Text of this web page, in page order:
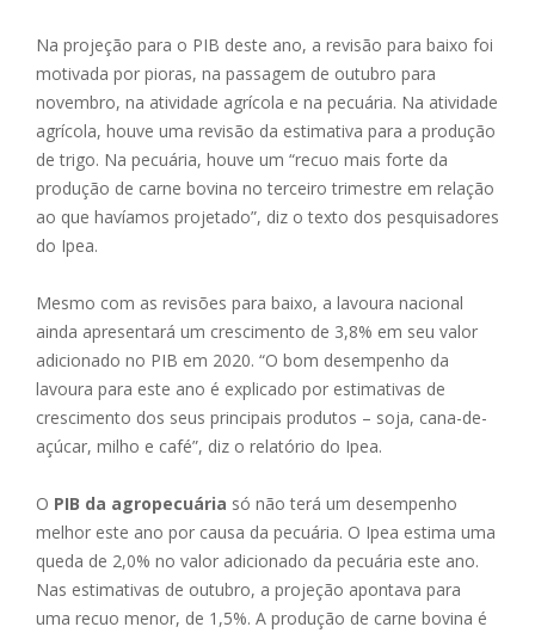
Na projeção para o PIB deste ano, a revisão para baixo foi
motivada por pioras, na passagem de outubro para
novembro, na atividade agrícola e na pecuária. Na atividade
agrícola, houve uma revisão da estimativa para a produção
de trigo. Na pecuária, houve um “recuo mais forte da
produção de carne bovina no terceiro trimestre em relação
ao que havíamos projetado”, diz o texto dos pesquisadores
do Ipea.
Mesmo com as revisões para baixo, a lavoura nacional
ainda apresentará um crescimento de 3,8% em seu valor
adicionado no PIB em 2020. “O bom desempenho da
lavoura para este ano é explicado por estimativas de
crescimento dos seus principais produtos – soja, cana-de-
açúcar, milho e café”, diz o relatório do Ipea.
O PIB da agropecuária só não terá um desempenho
melhor este ano por causa da pecuária. O Ipea estima uma
queda de 2,0% no valor adicionado da pecuária este ano.
Nas estimativas de outubro, a projeção apontava para
uma recuo menor, de 1,5%. A produção de carne bovina é